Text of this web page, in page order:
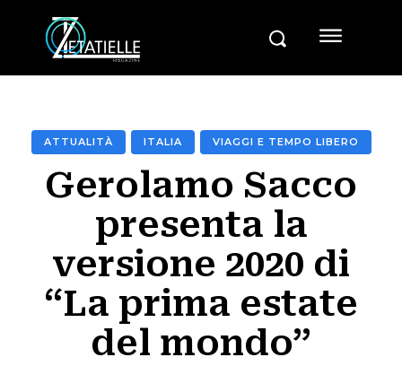
ATTUALITÀ ITALIA VIAGGI E TEMPO LIBERO
Gerolamo Sacco
presenta la
versione 2020 di
“La prima estate
del mondo”